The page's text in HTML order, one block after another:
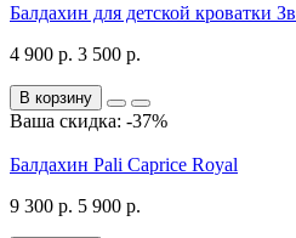
Балдахин для детской кроватки
4 900 р. 3 500 р.
В корзину
Ваша скидка: -37%
Балдахин Pali Caprice Royal
9 300 р. 5 900 р.